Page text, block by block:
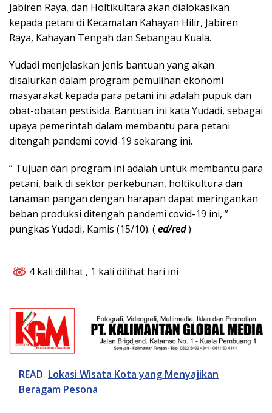
Jabiren Raya, dan Holtikultara akan dialokasikan
kepada petani di Kecamatan Kahayan Hilir, Jabiren
Raya, Kahayan Tengah dan Sebangau Kuala.
Yudadi menjelaskan jenis bantuan yang akan
disalurkan dalam program pemulihan ekonomi
masyarakat kepada para petani ini adalah pupuk dan
obat-obatan pestisida. Bantuan ini kata Yudadi, sebagai
upaya pemerintah dalam membantu para petani
ditengah pandemi covid-19 sekarang ini.
” Tujuan dari program ini adalah untuk membantu para
petani, baik di sektor perkebunan, holtikultura dan
tanaman pangan dengan harapan dapat meringankan
beban produksi ditengah pandemi covid-19 ini, ”
pungkas Yudadi, Kamis (15/10). (ed/red)
4 kali dilihat , 1 kali dilihat hari ini
READ Lokasi Wisata Kota yang Menyajikan
Beragam Pesona